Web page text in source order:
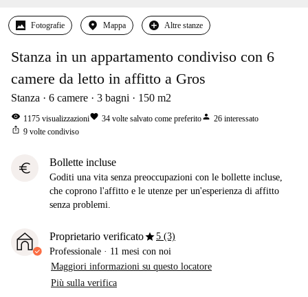
Fotografie Mappa Altre stanze
Stanza in un appartamento condiviso con 6
camere da letto in affitto a Gros
Stanza 6 camere 3 bagni 150 m2
visibility 1175 visualizzazionifavorite 34 volte salvato come preferitoperson 26 interessato
ios_share 9 volte condiviso
euro Bollette incluse
Goditi una vita senza preoccupazioni con le bollette incluse,
che coprono l'affitto e le utenze per un'esperienza di affitto
senza problemi.
Proprietario verificatostar5 (3)
Professionale · 11 mesi con noi
Maggiori informazioni su questo locatore
Più sulla verifica